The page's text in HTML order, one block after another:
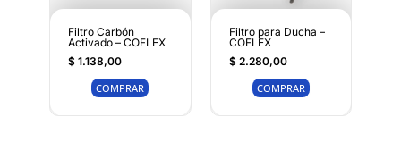
Filtro Carbón
Activado – COFLEX
$1.138,00
COMPRAR
Filtro para Ducha –
COFLEX
$2.280,00
COMPRAR